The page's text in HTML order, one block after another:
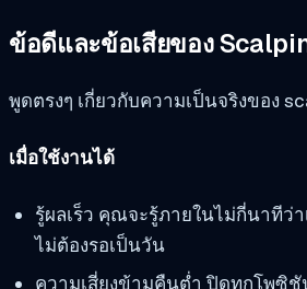
ข้อดีและข้อเสียของ
พูดตรงๆ เกี่ยวกับความเป็นจริงของ
เมื่อใช้งานได้
รู้ผลเร็ว คุณจะรู้ภายในไม่กี่นาทีว่
ไม่ต้องรอเป็นวัน
ความเสี่ยงข้ามคืนต่ำ ปิดทุกโพซิ